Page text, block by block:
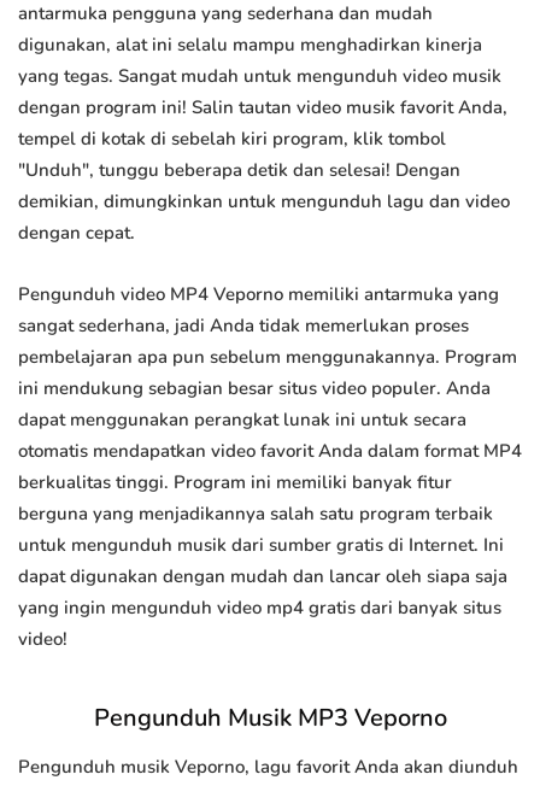
antarmuka pengguna yang sederhana dan mudah
digunakan, alat ini selalu mampu menghadirkan kinerja
yang tegas. Sangat mudah untuk mengunduh video musik
dengan program ini! Salin tautan video musik favorit Anda,
tempel di kotak di sebelah kiri program, klik tombol
"Unduh", tunggu beberapa detik dan selesai! Dengan
demikian, dimungkinkan untuk mengunduh lagu dan video
dengan cepat.
Pengunduh video MP4 Veporno memiliki antarmuka yang
sangat sederhana, jadi Anda tidak memerlukan proses
pembelajaran apa pun sebelum menggunakannya. Program
ini mendukung sebagian besar situs video populer. Anda
dapat menggunakan perangkat lunak ini untuk secara
otomatis mendapatkan video favorit Anda dalam format MP4
berkualitas tinggi. Program ini memiliki banyak fitur
berguna yang menjadikannya salah satu program terbaik
untuk mengunduh musik dari sumber gratis di Internet. Ini
dapat digunakan dengan mudah dan lancar oleh siapa saja
yang ingin mengunduh video mp4 gratis dari banyak situs
video!
Pengunduh Musik MP3 Veporno
Pengunduh musik Veporno, lagu favorit Anda akan diunduh